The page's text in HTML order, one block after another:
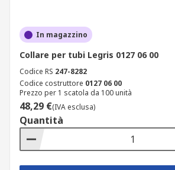
In magazzino
Collare per tubi Legris 0127 06 00
Codice RS 247-8282
Codice costruttore 0127 06 00
Prezzo per 1 scatola da 100 unità
48,29 €(IVA esclusa)
Quantità